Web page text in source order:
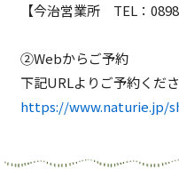
【今治営業所 TEL：
②Webからご予約
下記URLよりご予約くださ
https://www.naturie.jp/